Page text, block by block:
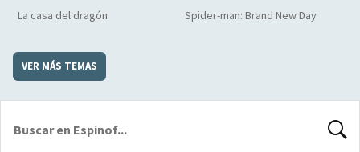
La casa del dragón Spider-man: Brand New Day
VER MÁS TEMAS